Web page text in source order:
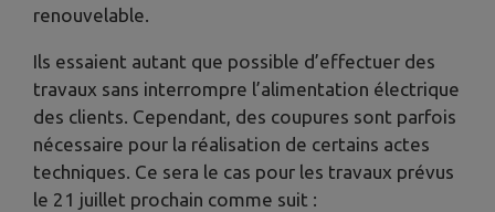
renouvelable.
Ils essaient autant que possible d’effectuer des
travaux sans interrompre l’alimentation électrique
des clients. Cependant, des coupures sont parfois
nécessaire pour la réalisation de certains actes
techniques. Ce sera le cas pour les travaux prévus
le 21 juillet prochain comme suit :